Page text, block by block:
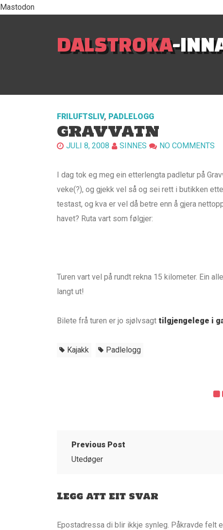
Mastodon
DALSTROKA-
FRILUFTSLIV, PADLELOGG
GRAVVATN
JULI 8, 2008 SINNES NO COMMENTS
I dag tok eg meg ein etterlengta padletur på
veke(?), og gjekk vel så og sei rett i butikken
testast, og kva er vel då betre enn å gjera
havet? Ruta vart som følgjer:
Turen vart vel på rundt rekna 15 kilometer. Ein
langt ut!
Bilete frå turen er jo sjølvsagt tilgjengelege i
Kajakk Padlelogg
Previous Post
Utedøger
Legg att eit svar
Epostadressa di blir ikkje synleg. Påkravde felt